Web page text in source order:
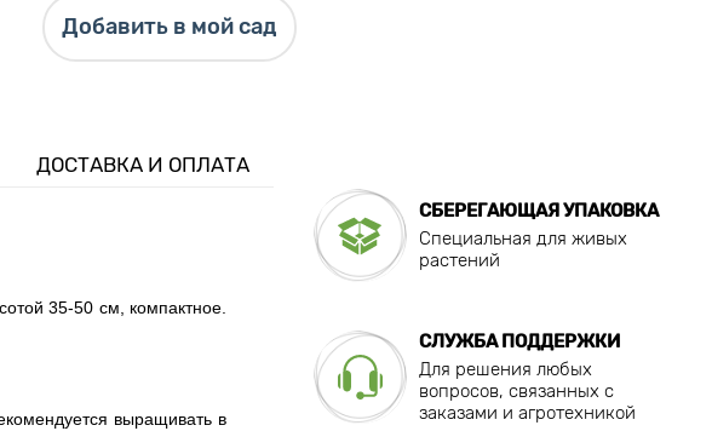
Добавить в мой сад
ДОСТАВКА И ОПЛАТА
35-50 см, компактное.
выращивать в
СБЕРЕГАЮЩАЯ УПАКОВКА
Специальная для живых
растений
СЛУЖБА ПОДДЕРЖКИ
Для решения любых
вопросов, связанных с
заказами и агротехникой